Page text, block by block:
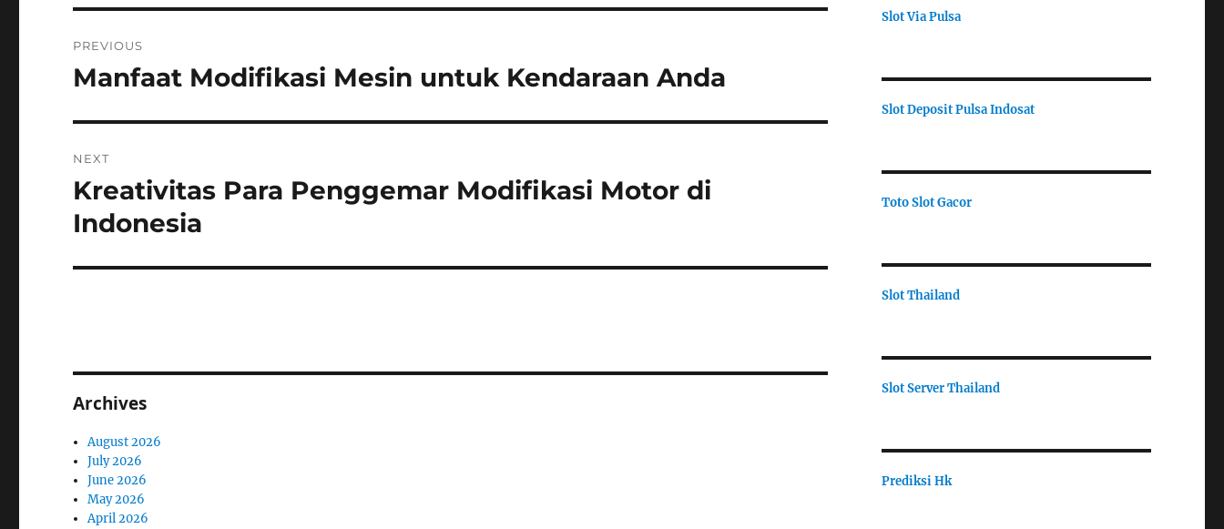
navigation
PREVIOUS
Previous
Manfaat Modifikasi Mesin untuk Kendaraan Anda
NEXT
Next
post:
Kreativitas Para Penggemar Modifikasi Motor di
Indonesia
Archives
August 2026
July 2026
June 2026
May 2026
April 2026
Slot Via Pulsa
Slot Deposit Pulsa Indosat
Toto Slot Gacor
Slot Thailand
Slot Server Thailand
Prediksi Hk